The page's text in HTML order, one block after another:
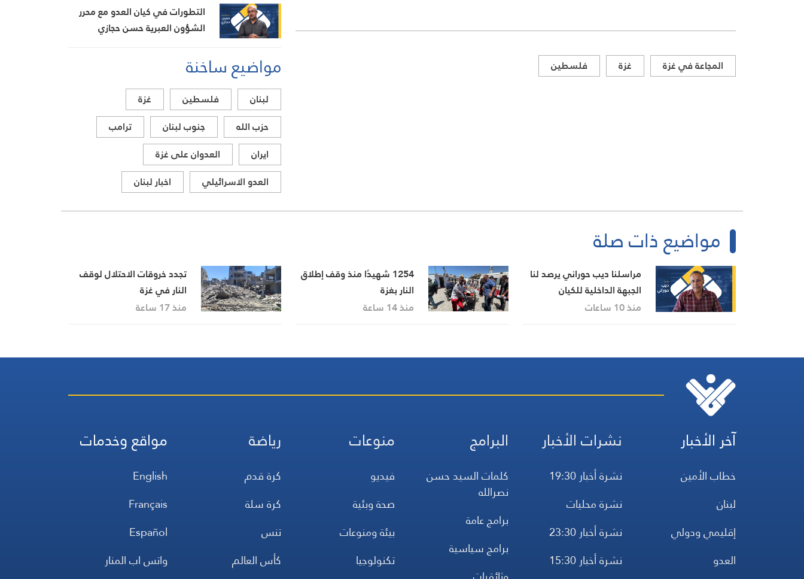
المجاعة في غزة غزة فلسطين
التطورات في كيان العدو مع محرر
الشؤون العبرية حسن حجازي
مواضيع ساخنة
لبنان فلسطين
غزة
حزب الله
جنوب لبنان
ترامب
ايران
العدوان على غزة
العدو الاسرائيلي
اخبار لبنان
مواضيع ذات صلة
مراسلنا ديب حوراني يرصد لنا
الجبهة الداخلية للكيان
منذ 10 ساعات
1254 شهيدًا منذ وقف إطلاق
النار بغزة
منذ 14 ساعة
تجدد خروقات الاحتلال لوقف
النار في غزة
منذ 17 ساعة
آخر الأخبار
خطاب الأمين
لبنان
إقليمي ودولي
العدو
نشرات الأخبار
نشرة أخبار 19:30
نشرة محليات
نشرة أخبار 23:30
نشرة أخبار 15:30
البرامج
كلمات السيد حسن
نصرالله
برامج عامة
برامج سياسية
منوعات
فيديو
صحة وبئية
بيئة ومنوعات
تكنولوجيا
رياضة
كرة قدم
كرة سلة
تنس
كأس العالم
مواقع وخدمات
English
Français
Español
واتس اب المنار